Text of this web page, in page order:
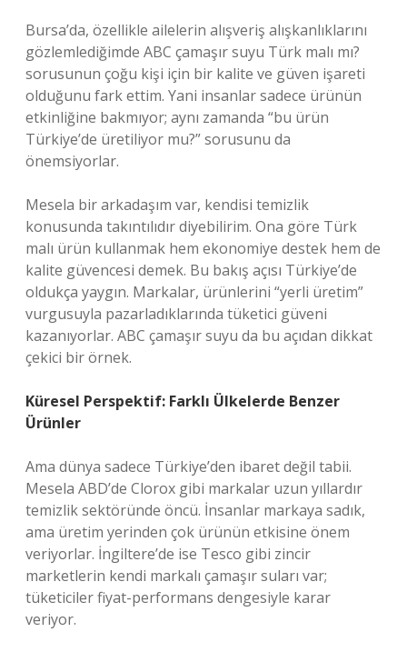
Bursa’da, özellikle ailelerin alışveriş alışkanlıklarını
gözlemlediğimde ABC çamaşır suyu Türk malı mı?
sorusunun çoğu kişi için bir kalite ve güven işareti
olduğunu fark ettim. Yani insanlar sadece ürünün
etkinliğine bakmıyor; aynı zamanda “bu ürün
Türkiye’de üretiliyor mu?” sorusunu da
önemsiyorlar.
Mesela bir arkadaşım var, kendisi temizlik
konusunda takıntılıdır diyebilirim. Ona göre Türk
malı ürün kullanmak hem ekonomiye destek hem de
kalite güvencesi demek. Bu bakış açısı Türkiye’de
oldukça yaygın. Markalar, ürünlerini “yerli üretim”
vurgusuyla pazarladıklarında tüketici güveni
kazanıyorlar. ABC çamaşır suyu da bu açıdan dikkat
çekici bir örnek.
Küresel Perspektif: Farklı Ülkelerde Benzer
Ürünler
Ama dünya sadece Türkiye’den ibaret değil tabii.
Mesela ABD’de Clorox gibi markalar uzun yıllardır
temizlik sektöründe öncü. İnsanlar markaya sadık,
ama üretim yerinden çok ürünün etkisine önem
veriyorlar. İngiltere’de ise Tesco gibi zincir
marketlerin kendi markalı çamaşır suları var;
tüketiciler fiyat-performans dengesiyle karar
veriyor.